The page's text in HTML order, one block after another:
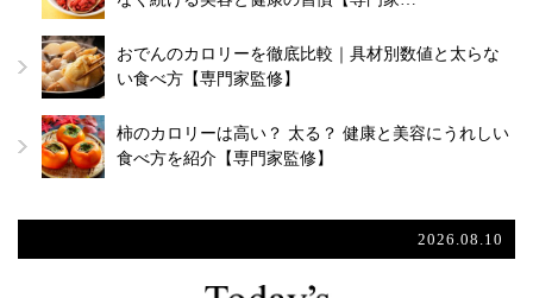
おでんのカロリーを徹底比較｜具材別数値と太らな
い食べ方【専門家監修】
柿のカロリーは高い？ 太る？ 健康と美容にうれしい
食べ方を紹介【専門家監修】
2026.08.10